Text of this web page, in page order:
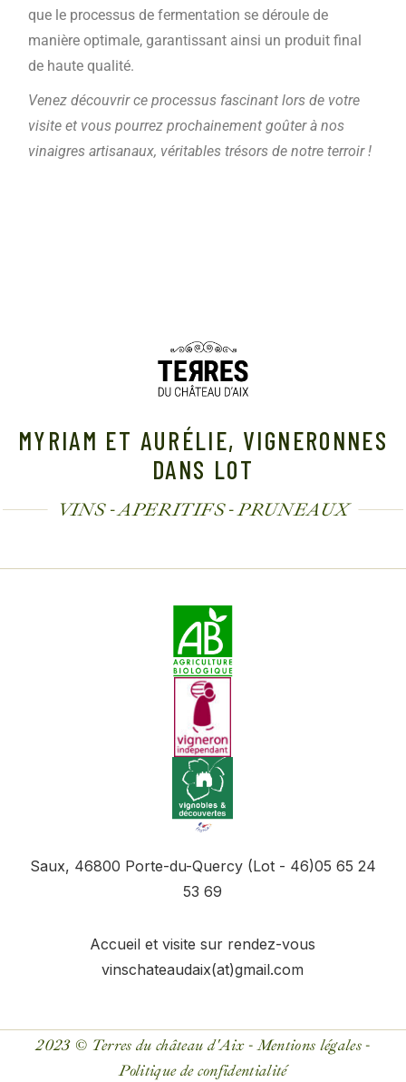
que le processus de fermentation se déroule de
manière optimale, garantissant ainsi un produit final
de haute qualité.
Venez découvrir ce processus fascinant lors de votre
visite et vous pourrez prochainement goûter à nos
vinaigres artisanaux, véritables trésors de notre terroir !
MYRIAM ET AURÉLIE, VIGNERONNES
DANS LOT
VINS - APERITIFS - PRUNEAUX
Saux, 46800 Porte-du-Quercy (Lot - 46)05 65 24
53 69
Accueil et visite sur rendez-vous
vinschateaudaix(at)gmail.com
2023 © Terres du château d'Aix -Mentions légales-
Politique de confidentialité